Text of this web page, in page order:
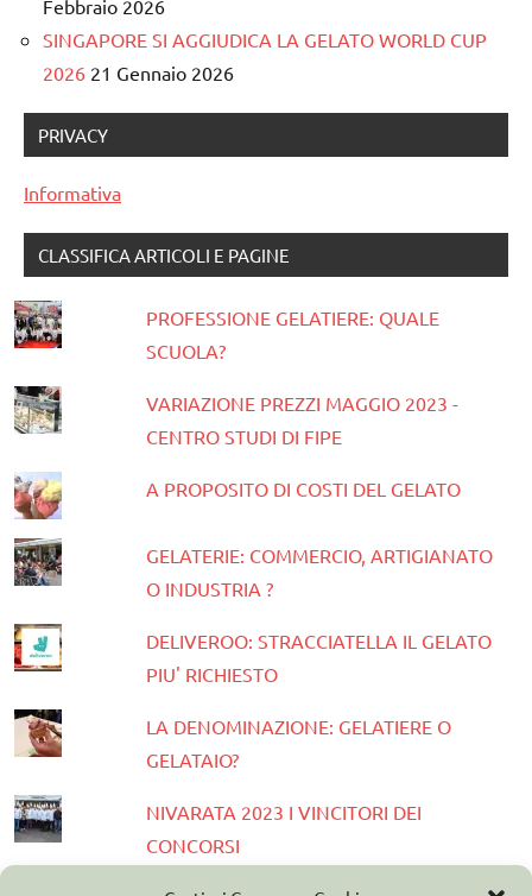
Febbraio 2026
SINGAPORE SI AGGIUDICA LA GELATO WORLD CUP
2026 21 Gennaio 2026
PRIVACY
Informativa
CLASSIFICA ARTICOLI E PAGINE
PROFESSIONE GELATIERE: QUALE
SCUOLA?
VARIAZIONE PREZZI MAGGIO 2023 -
CENTRO STUDI DI FIPE
A PROPOSITO DI COSTI DEL GELATO
GELATERIE: COMMERCIO, ARTIGIANATO
O INDUSTRIA ?
DELIVEROO: STRACCIATELLA IL GELATO
PIU' RICHIESTO
LA DENOMINAZIONE: GELATIERE O
GELATAIO?
NIVARATA 2023 I VINCITORI DEI
CONCORSI